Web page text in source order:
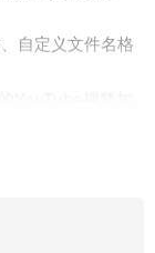
自定义文件名格
文件，便于进